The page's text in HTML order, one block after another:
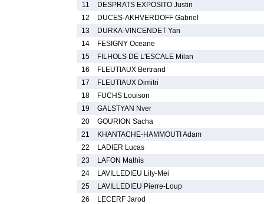
11
DESPRATS EXPOSITO Justin
12
DUCES-AKHVERDOFF Gabriel
13
DURKA-VINCENDET Yan
14
FESIGNY Oceane
15
FILHOLS DE L'ESCALE Milan
16
FLEUTIAUX Bertrand
17
FLEUTIAUX Dimitri
18
FUCHS Louison
19
GALSTYAN Nver
20
GOURION Sacha
21
KHANTACHE-HAMMOUTI Adam
22
LADIER Lucas
23
LAFON Mathis
24
LAVILLEDIEU Lily-Mei
25
LAVILLEDIEU Pierre-Loup
26
LECERF Jarod